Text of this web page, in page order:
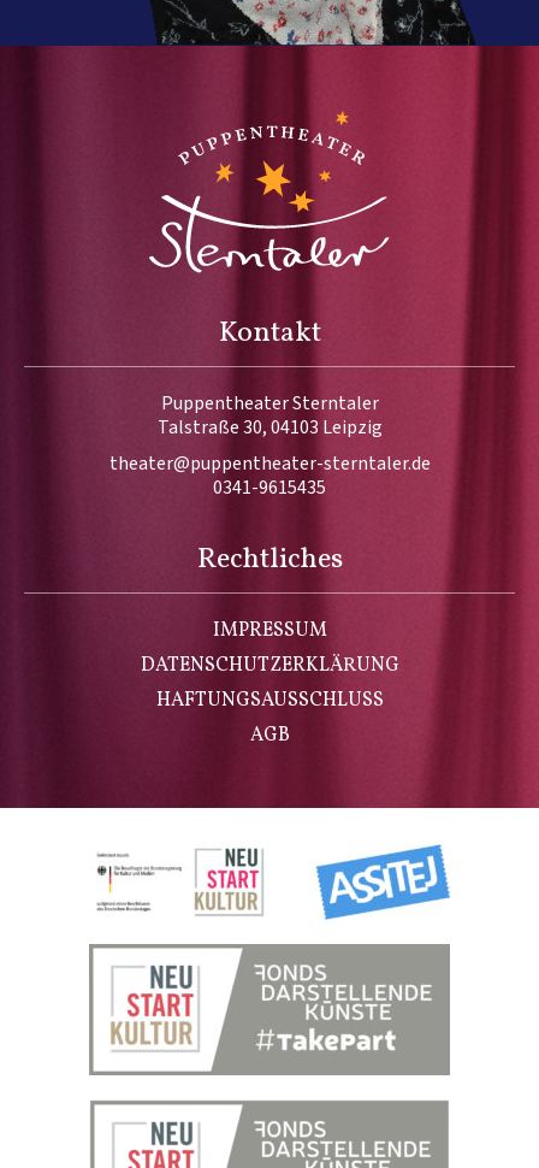
Kontakt
Puppentheater Sterntaler
Talstraße 30, 04103 Leipzig
theater@puppentheater-sterntaler.de
0341-9615435
Rechtliches
IMPRESSUM
DATENSCHUTZERKLÄRUNG
HAFTUNGSAUSSCHLUSS
AGB